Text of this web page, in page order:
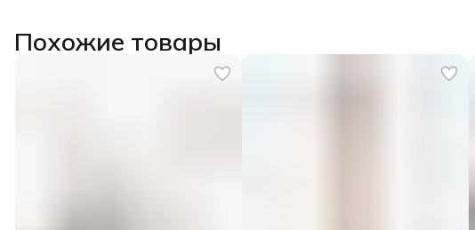
Похожие товары